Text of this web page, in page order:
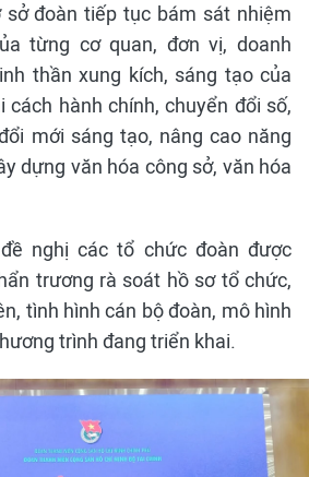
sở đoàn tiếp tục bám sát nhiệm
từng cơ quan, đơn vị, doanh
thần xung kích, sáng tạo của
cách hành chính, chuyển đổi số,
mới sáng tạo, nâng cao năng
dựng văn hóa công sở, văn hóa
nghị các tổ chức đoàn được
trương rà soát hồ sơ tổ chức,
tình hình cán bộ đoàn, mô hình
trình đang triển khai.